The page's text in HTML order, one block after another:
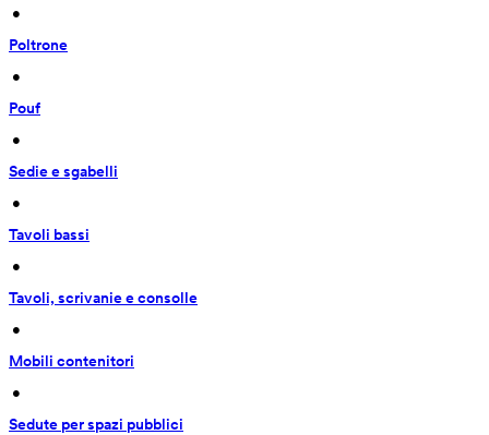
•
Poltrone
•
Pouf
•
Sedie e sgabelli
•
Tavoli bassi
•
Tavoli, scrivanie e consolle
•
Mobili contenitori
•
Sedute per spazi pubblici